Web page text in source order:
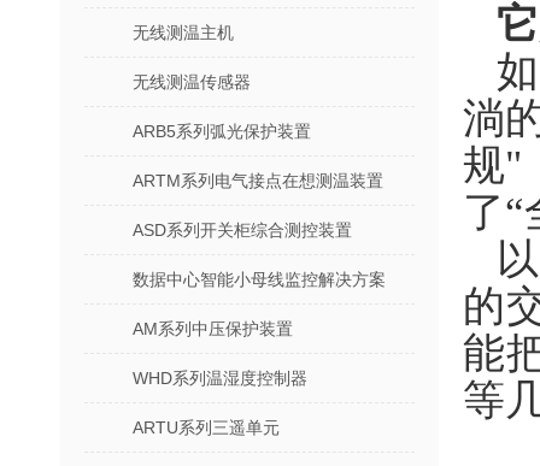
无线测温主机
无线测温传感器
ARB5系列弧光保护装置
ARTM系列电气接点在想测温装置
ASD系列开关柜综合测控装置
数据中心智能小母线监控解决方案
AM系列中压保护装置
WHD系列温湿度控制器
ARTU系列三遥单元
淌
规"
了
的
能
等